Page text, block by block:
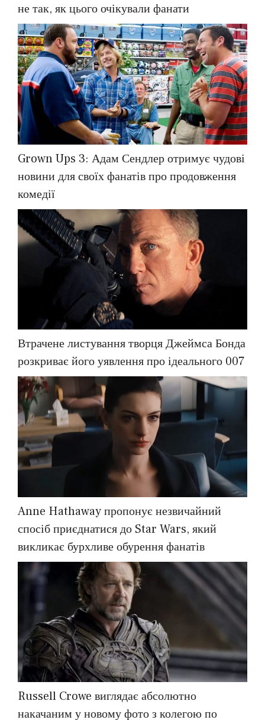
не так, як цього очікували фанати
Grown Ups 3: Адам Сендлер отримує чудові
новини для своїх фанатів про продовження
комедії
Втрачене листування творця Джеймса Бонда
розкриває його уявлення про ідеального 007
Anne Hathaway пропонує незвичайний
спосіб приєднатися до Star Wars, який
викликає бурхливе обурення фанатів
Russell Crowe виглядає абсолютно
накачаним у новому фото з колегою по